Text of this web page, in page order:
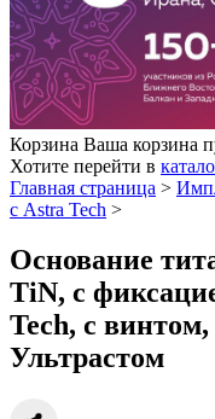
Корзина Ваша корзина
Хотите перейти в
Главная страница >
с Astra Tech >
Основание
TiN, с
Tech, с
Ультрастом